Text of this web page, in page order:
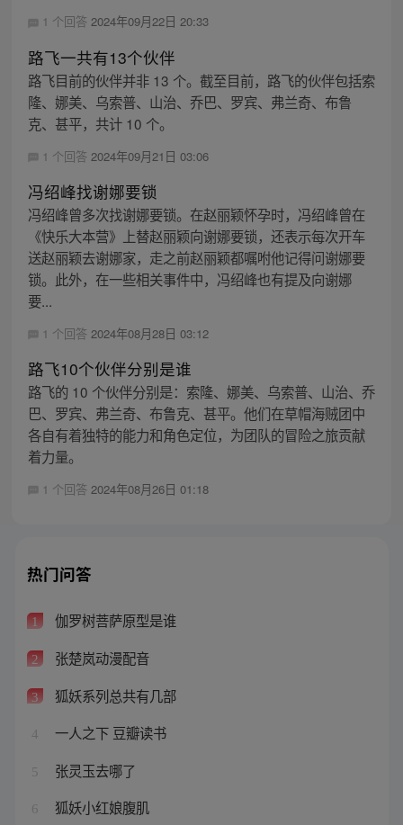
1 个回答 2024年09月22日 20:33
路飞一共有13个伙伴
路飞目前的伙伴并非 13 个。截至目前，路飞的伙伴包括索
隆、娜美、乌索普、山治、乔巴、罗宾、弗兰奇、布鲁
克、甚平，共计 10 个。
1 个回答 2024年09月21日 03:06
冯绍峰找谢娜要锁
冯绍峰曾多次找谢娜要锁。在赵丽颖怀孕时，冯绍峰曾在
《快乐大本营》上替赵丽颖向谢娜要锁，还表示每次开车
送赵丽颖去谢娜家，走之前赵丽颖都嘱咐他记得问谢娜要
锁。此外，在一些相关事件中，冯绍峰也有提及向谢娜
要...
1 个回答 2024年08月28日 03:12
路飞10个伙伴分别是谁
路飞的 10 个伙伴分别是：索隆、娜美、乌索普、山治、乔
巴、罗宾、弗兰奇、布鲁克、甚平。他们在草帽海贼团中
各自有着独特的能力和角色定位，为团队的冒险之旅贡献
着力量。
1 个回答 2024年08月26日 01:18
热门问答
1 伽罗树菩萨原型是谁
2 张楚岚动漫配音
3 狐妖系列总共有几部
4 一人之下 豆瓣读书
5 张灵玉去哪了
6 狐妖小红娘腹肌